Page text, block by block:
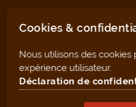
Mentions légales
Déclaration de confidentialité
Plan du site
Cookies &
Nous utilisons des
expérience utilisateur.
Déclaration de